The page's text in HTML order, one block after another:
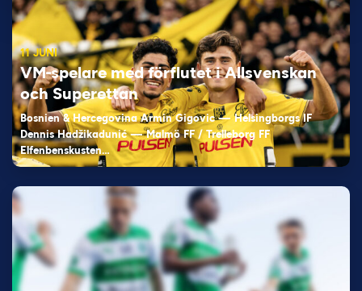
11 JUNI
VM-spelare med förflutet i Allsvenskan
och Superettan
Bosnien & Hercegovina Armin Gigovic — Helsingborgs IF
Dennis Hadžikadunić — Malmö FF / Trelleborg FF
Elfenbenskusten…